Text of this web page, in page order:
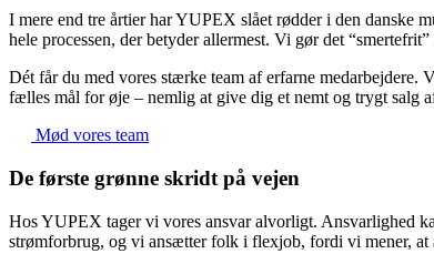
I mere end tre årtier har YUPEX slået rødder i den danske
hele processen, der betyder allermest. Vi gør det
Dét får du med vores stærke team af erfarne
fælles mål for øje – nemlig at give dig et nemt og trygt salg
Mød vores team
De første grønne skridt på vejen
Hos YUPEX tager vi vores ansvar alvorligt. Ansvarlighed
strømforbrug, og vi ansætter folk i flexjob, fordi vi mener, at